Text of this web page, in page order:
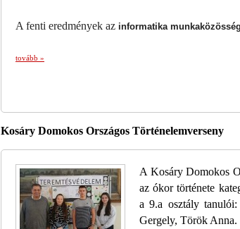
A fenti eredmények az informatika
tovább »
Kosáry Domokos Országos Történelemverseny
A Kosáry Domokos
az ókor története
a 9.a osztály
Gergely, Török Anna.